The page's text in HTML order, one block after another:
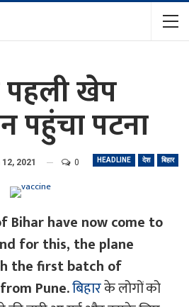
पहली खेप
पहुंचा पटना
HEADLINE देश बिहार
12, 2021 0
Bihar have now come to
for this, the plane
the first batch of
Pune.बिहारके लोगों को